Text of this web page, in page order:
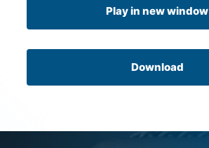
Play in new window
Download